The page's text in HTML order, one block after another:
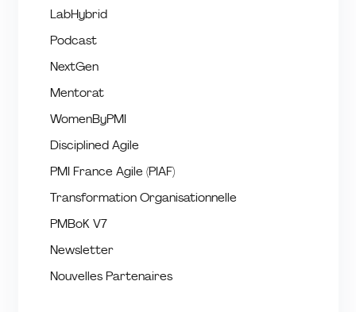
LabHybrid
Podcast
NextGen
Mentorat
WomenByPMI
Disciplined Agile
PMI France Agile (PIAF)
Transformation Organisationnelle
PMBoK V7
Newsletter
Nouvelles Partenaires